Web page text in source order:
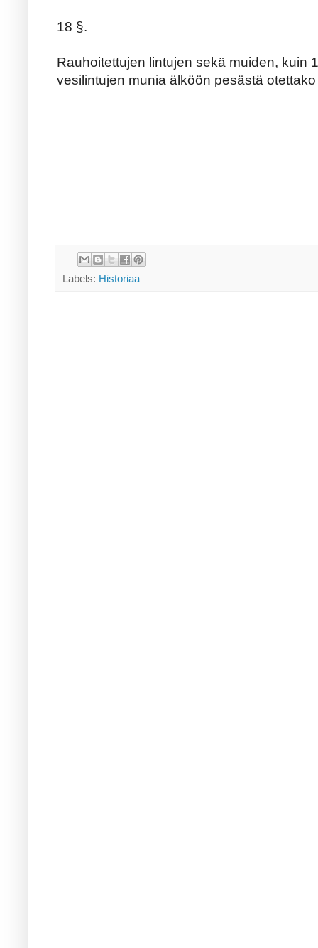
18 §.
Rauhoitettujen lintujen sekä muiden, kuin
vesilintujen munia älköön pesästä
Labels: Historiaa